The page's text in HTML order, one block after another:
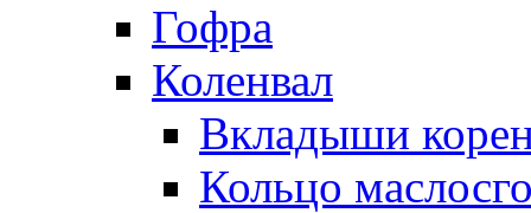
Гофра
Коленвал
Вкладыши
Кольцо